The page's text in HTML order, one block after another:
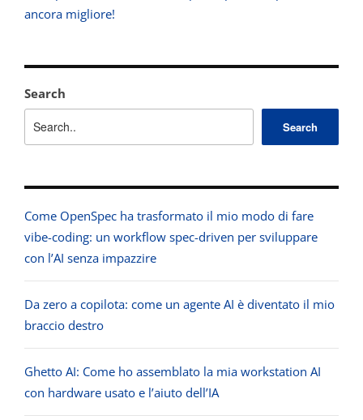
ancora migliore!
Search
Search
Come OpenSpec ha trasformato il mio modo di fare
vibe-coding: un workflow spec-driven per sviluppare
con l’AI senza impazzire
Da zero a copilota: come un agente AI è diventato il mio
braccio destro
Ghetto AI: Come ho assemblato la mia workstation AI
con hardware usato e l’aiuto dell’IA